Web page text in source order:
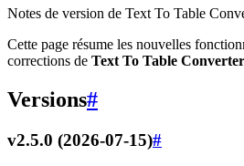
Notes de version de Text To Table
Cette page résume les nouvelles
corrections de Text To Table Converter
Versions#
v2.5.0 (2026-07-15)#